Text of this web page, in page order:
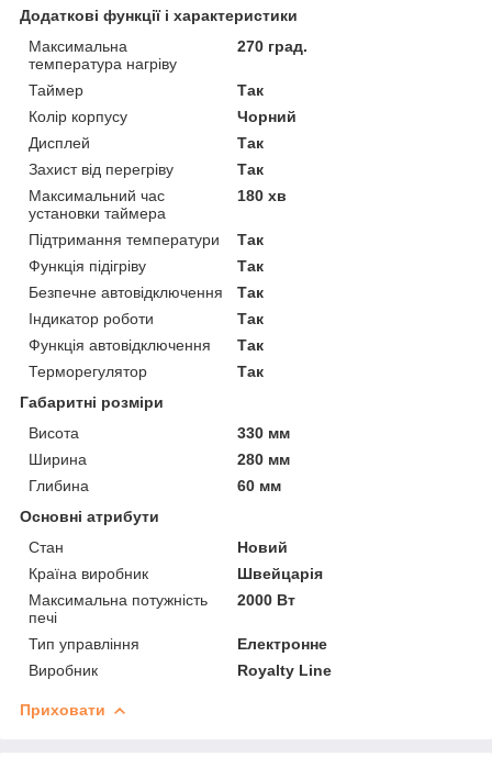
Додаткові функції і характеристики
Максимальна
температура нагріву
270 град.
Таймер
Так
Колір корпусу
Чорний
Дисплей
Так
Захист від перегріву
Так
Максимальний час
установки таймера
180 хв
Підтримання температури
Так
Функція підігріву
Так
Безпечне автовідключення
Так
Індикатор роботи
Так
Функція автовідключення
Так
Терморегулятор
Так
Габаритні розміри
Висота
330 мм
Ширина
280 мм
Глибина
60 мм
Основні атрибути
Стан
Новий
Країна виробник
Швейцарія
Максимальна потужність
печі
2000 Вт
Тип управління
Електронне
Виробник
Royalty Line
Приховати